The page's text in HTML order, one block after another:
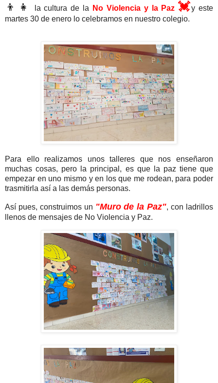
👦👧 la cultura de la No Violencia y la Paz 💓y este
martes 30 de enero lo celebramos en nuestro colegio.
Para ello realizamos unos talleres que nos enseñaron
muchas cosas, pero la principal, es que la paz tiene que
empezar en uno mismo y en los que me rodean, para poder
trasmitirla así a las demás personas.
Así pues, construimos un "Muro de la Paz", con ladrillos
llenos de mensajes de No Violencia y Paz.